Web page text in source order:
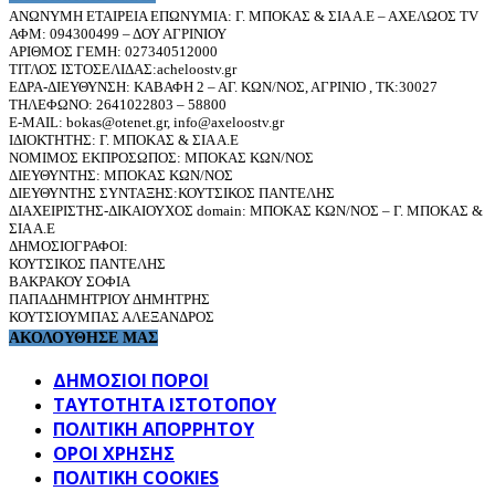
ΑΝΩΝΥΜΗ ΕΤΑΙΡΕΙΑ ΕΠΩΝΥΜΙΑ: Γ. ΜΠΟΚΑΣ & ΣΙΑ Α.Ε – ΑΧΕΛΩΟΣ TV
ΑΦΜ: 094300499 – ΔΟΥ ΑΓΡΙΝΙΟΥ
ΑΡΙΘΜΟΣ ΓΕΜΗ: 027340512000
ΤΙΤΛΟΣ ΙΣΤΟΣΕΛΙΔΑΣ:acheloostv.gr
ΕΔΡΑ-ΔΙΕΥΘΥΝΣΗ: ΚΑΒΑΦΗ 2 – ΑΓ. ΚΩΝ/ΝΟΣ, ΑΓΡΙΝΙΟ , ΤΚ:30027
ΤΗΛΕΦΩΝΟ: 2641022803 – 58800
E-MAIL: bokas@otenet.gr, info@axeloostv.gr
ΙΔΙΟΚΤΗΤΗΣ: Γ. ΜΠΟΚΑΣ & ΣΙΑ Α.Ε
ΝΟΜΙΜΟΣ ΕΚΠΡΟΣΩΠΟΣ: ΜΠΟΚΑΣ ΚΩΝ/ΝΟΣ
ΔΙΕΥΘΥΝΤΗΣ: ΜΠΟΚΑΣ ΚΩΝ/ΝΟΣ
ΔΙΕΥΘΥΝΤΗΣ ΣΥΝΤΑΞΗΣ:ΚΟΥΤΣΙΚΟΣ ΠΑΝΤΕΛΗΣ
ΔΙΑΧΕΙΡΙΣΤΗΣ-ΔΙΚΑΙΟΥΧΟΣ domain: ΜΠΟΚΑΣ ΚΩΝ/ΝΟΣ – Γ. ΜΠΟΚΑΣ &
ΣΙΑ Α.Ε
ΔΗΜΟΣΙΟΓΡΑΦΟΙ:
ΚΟΥΤΣΙΚΟΣ ΠΑΝΤΕΛΗΣ
ΒΑΚΡΑΚΟΥ ΣΟΦΙΑ
ΠΑΠΑΔΗΜΗΤΡΙΟΥ ΔΗΜΗΤΡΗΣ
ΚΟΥΤΣΙΟΥΜΠΑΣ ΑΛΕΞΑΝΔΡΟΣ
ΑΚΟΛΟΥΘΗΣΕ ΜΑΣ
ΔΗΜΟΣΙΟΙ ΠΟΡΟΙ
ΤΑΥΤΌΤΗΤΑ ΙΣΤΌΤΟΠΟΥ
ΠΟΛΙΤΙΚΉ ΑΠΟΡΡΉΤΟΥ
ΌΡΟΙ ΧΡΉΣΗΣ
ΠΟΛΙΤΙΚΗ COOKIES